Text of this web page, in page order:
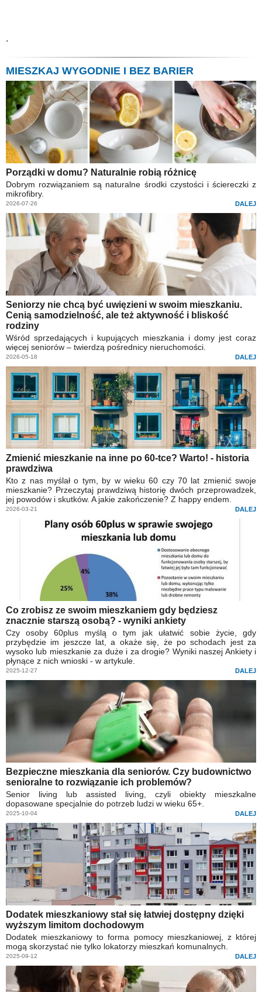
.
MIESZKAJ WYGODNIE I BEZ BARIER
Porządki w domu? Naturalnie robią różnicę
Dobrym rozwiązaniem są naturalne środki czystości i ściereczki z
mikrofibry.
2026-07-26 DALEJ
Seniorzy nie chcą być uwięzieni w swoim mieszkaniu.
Cenią samodzielność, ale też aktywność i bliskość
rodziny
Wśród sprzedających i kupujących mieszkania i domy jest coraz
więcej seniorów – twierdzą pośrednicy nieruchomości.
2026-05-18 DALEJ
Zmienić mieszkanie na inne po 60-tce? Warto! - historia
prawdziwa
Kto z nas myślał o tym, by w wieku 60 czy 70 lat zmienić swoje
mieszkanie? Przeczytaj prawdziwą historię dwóch przeprowadzek,
jej powodów i skutków. A jakie zakończenie? Z happy endem.
2026-03-21 DALEJ
Co zrobisz ze swoim mieszkaniem gdy będziesz
znacznie starszą osobą? - wyniki ankiety
Czy osoby 60plus myślą o tym jak ułatwić sobie życie, gdy
przybędzie im jeszcze lat, a okaże się, że po schodach jest za
wysoko lub mieszkanie za duże i za drogie? Wyniki naszej Ankiety i
płynące z nich wnioski - w artykule.
2025-12-27 DALEJ
Bezpieczne mieszkania dla seniorów. Czy budownictwo
senioralne to rozwiązanie ich problemów?
Senior living lub assisted living, czyli obiekty mieszkalne
dopasowane specjalnie do potrzeb ludzi w wieku 65+.
2025-10-04 DALEJ
Dodatek mieszkaniowy stał się łatwiej dostępny dzięki
wyższym limitom dochodowym
Dodatek mieszkaniowy to forma pomocy mieszkaniowej, z której
mogą skorzystać nie tylko lokatorzy mieszkań komunalnych.
2025-09-12 DALEJ